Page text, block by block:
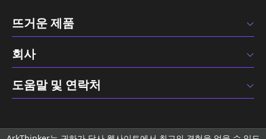
뜨거운 제품
회사
도움말 및 연락처